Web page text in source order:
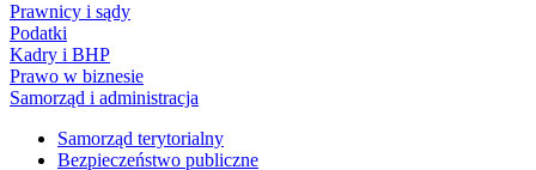
Prawnicy i sądy
Podatki
Kadry i BHP
Prawo w biznesie
Samorząd i administracja
Samorząd terytorialny
Bezpieczeństwo publiczne